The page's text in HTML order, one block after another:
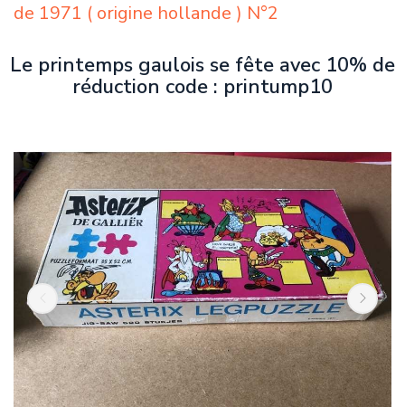
de 1971 ( origine hollande ) N°2
Le printemps gaulois se fête avec 10% de
réduction code : printump10